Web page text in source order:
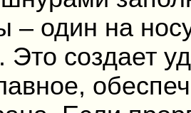
– один на
Это создает